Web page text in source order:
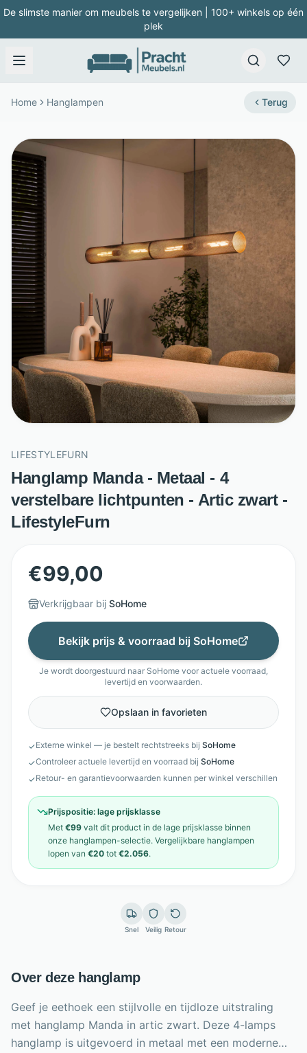
De slimste manier om meubels te vergelijken | 100+ winkels op één
plek
Home Hanglampen Terug
LIFESTYLEFURN
Hanglamp Manda - Metaal - 4
verstelbare lichtpunten - Artic zwart -
LifestyleFurn
€99,00
Verkrijgbaar bij SoHome
Bekijk prijs & voorraad bij SoHome
Je wordt doorgestuurd naar SoHome voor actuele voorraad,
levertijd en voorwaarden.
Opslaan in favorieten
✓Externe winkel — je bestelt rechtstreeks bij SoHome
✓Controleer actuele levertijd en voorraad bij SoHome
✓Retour- en garantievoorwaarden kunnen per winkel verschillen
Prijspositie: lage prijsklasse
Met €99 valt dit product in de lage prijsklasse binnen
onze hanglampen-selectie. Vergelijkbare hanglampen
lopen van €20 tot €2.056.
Snel Veilig Retour
Over deze hanglamp
Geef je eethoek een stijlvolle en tijdloze uitstraling
met hanglamp Manda in artic zwart. Deze 4-lamps
hanglamp is uitgevoerd in metaal met een moderne